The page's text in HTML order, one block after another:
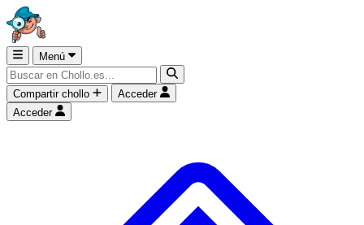
Menú
Compartir chollo
Acceder
Acceder